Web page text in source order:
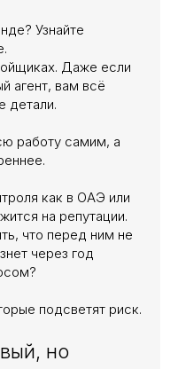
Узнайте
Даже если
агент, вам всё
детали.
работу самим, а
как в ОАЭ или
на репутации.
что перед ним не
через год
подсветят риск.
но